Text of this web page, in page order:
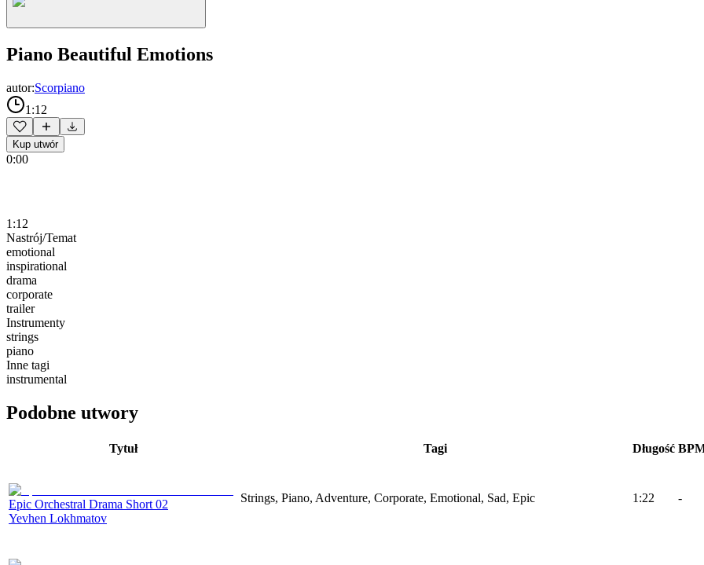
Piano Beautiful Emotions
autor:Scorpiano
1:12
Kup utwór
0:00
1:12
Nastrój/Temat
emotional
inspirational
drama
corporate
trailer
Instrumenty
strings
piano
Inne tagi
instrumental
Podobne utwory
Tytuł Tagi Długość
Epic Orchestral Drama Short 02
Yevhen Lokhmatov
Strings, Piano, Adventure, Corporate, Emotional, Sad, Epic 1:22 -